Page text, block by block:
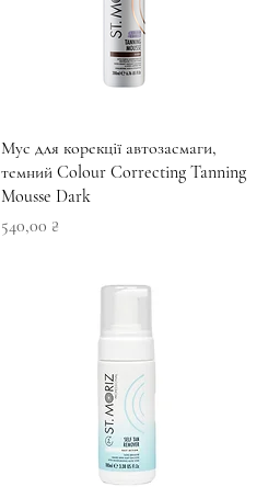
Швидкий перегляд
Мус для корекції автозасмаги,
темний Colour Correcting Tanning
Mousse Dark
Ціна
540,00 ₴